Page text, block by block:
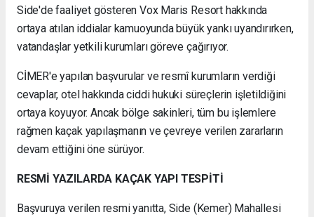
Side'de faaliyet gösteren Vox Maris Resort hakkında
ortaya atılan iddialar kamuoyunda büyük yankı uyandırırken,
vatandaşlar yetkili kurumları göreve çağırıyor.
CİMER'e yapılan başvurular ve resmî kurumların verdiği
cevaplar, otel hakkında ciddi hukuki süreçlerin işletildiğini
ortaya koyuyor. Ancak bölge sakinleri, tüm bu işlemlere
rağmen kaçak yapılaşmanın ve çevreye verilen zararların
devam ettiğini öne sürüyor.
RESMİ YAZILARDA KAÇAK YAPI TESPİTİ
Başvuruya verilen resmi yanıtta, Side (Kemer) Mahallesi